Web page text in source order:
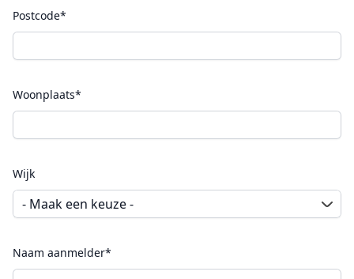
Postcode*
Woonplaats*
Wijk
Naam aanmelder*